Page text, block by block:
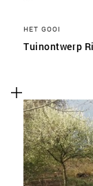
HET GOOI
Tuinontwerp